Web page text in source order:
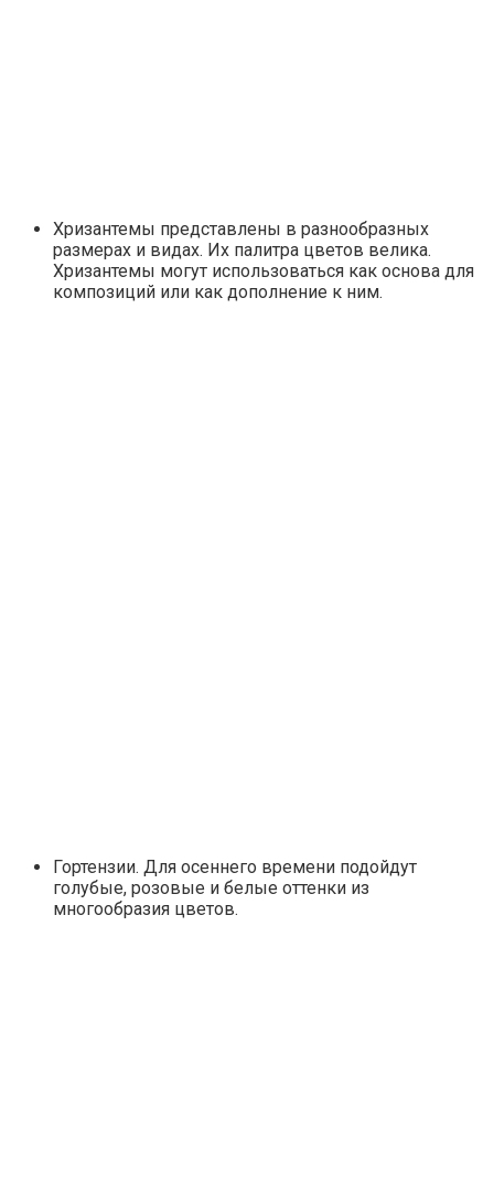
Хризантемы представлены в разнообразных
размерах и видах. Их палитра цветов велика.
Хризантемы могут использоваться как основа для
композиций или как дополнение к ним.
Гортензии. Для осеннего времени подойдут
голубые, розовые и белые оттенки из
многообразия цветов.